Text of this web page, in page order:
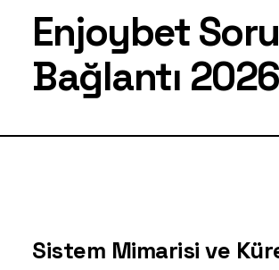
Enjoybet
Bağlantı 2026
Sistem Mimarisi ve